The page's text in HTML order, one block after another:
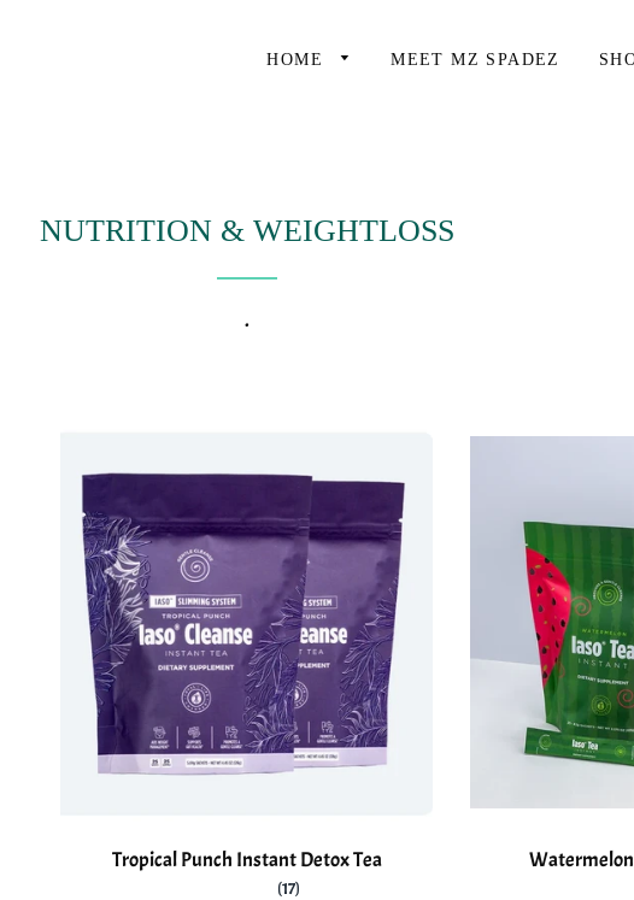
HOME MEET MZ SPADEZ
NUTRITION & WEIGHTLOSS
.
Tropical Punch Instant Detox Tea
(17)